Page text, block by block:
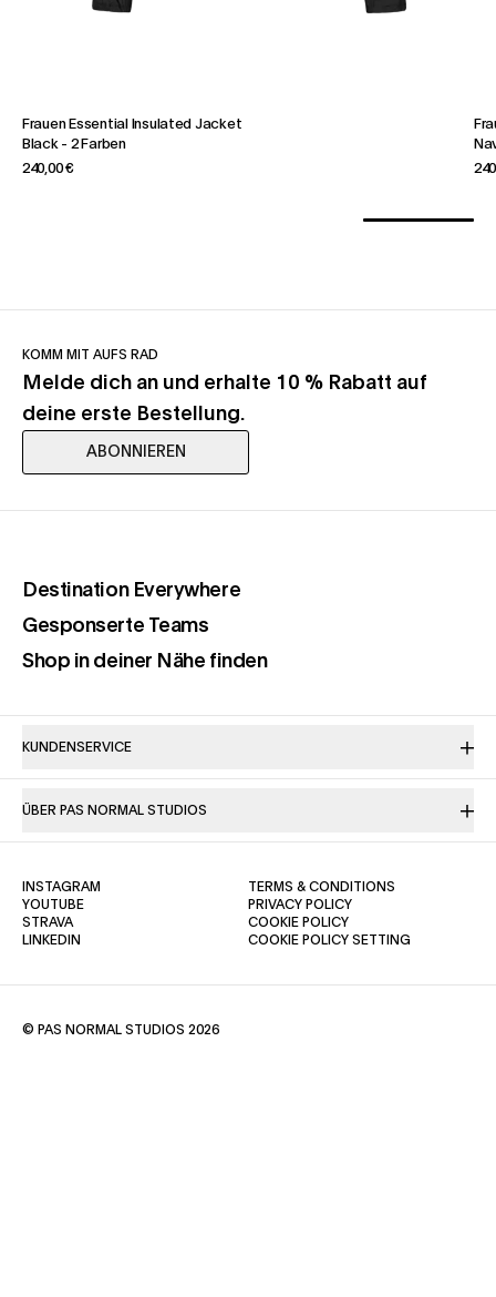
Frauen Essential Insulated Jacket
Black- 2 Farben
240,00 €
KOMM MIT AUFS RAD
Melde dich an und erhalte 10 % Rabatt auf
deine erste Bestellung.
ABONNIEREN
Destination Everywhere(opens in a new tab)
Gesponserte Teams(opens in a new tab)
Shop in deiner Nähe finden(opens in a new tab)
KUNDENSERVICE
ÜBER PAS NORMAL STUDIOS
TERMS & CONDITIONS
PRIVACY POLICY(OPENS IN A NEW TAB)
COOKIE POLICY(OPENS IN A NEW TAB)
COOKIE POLICY SETTING
INSTAGRAM
YOUTUBE(OPENS IN A NEW TAB)
STRAVA(OPENS IN A NEW TAB)
LINKEDIN
© PAS NORMAL STUDIOS 2026